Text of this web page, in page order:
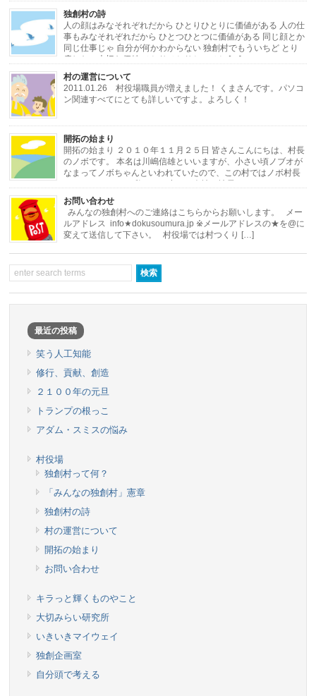
独創村の詩
人の顔はみなそれぞれだから ひとりひとりに価値がある 人の仕
事もみなそれぞれだから ひとつひとつに価値がある 同じ顔とか
同じ仕事じゃ 自分が何かわからない 独創村でもういちど とり
戻したい大切な価値 ひとりひとりと ひと […]
村の運営について
2011.01.26 村役場職員が増えました！ くまさんです。パソコ
ン関連すべてにとても詳しいですよ。よろしく！
開拓の始まり
開拓の始まり ２０１０年１１月２５日 皆さんこんにちは、村長
のノボです。 本名は川嶋信雄といいますが、小さい頃ノブオが
なまってノボちゃんといわれていたので、この村ではノボ村長
にしました。 さて私はある小さな会社の社長をし […]
お問い合わせ
みんなの独創村へのご連絡はこちらからお願いします。 メー
ルアドレス info★dokusoumura.jp ※メールアドレスの★を@に
変えて送信して下さい。 村役場では村つくり […]
最近の投稿
笑う人工知能
修行、貢献、創造
２１００年の元旦
トランプの根っこ
アダム・スミスの悩み
村役場
独創村って何？
「みんなの独創村」憲章
独創村の詩
村の運営について
開拓の始まり
お問い合わせ
キラっと輝くものやこと
大切みらい研究所
いきいきマイウェイ
独創企画室
自分頭で考える